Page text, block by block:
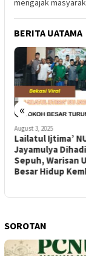
BERITA UATAMA
«
August 3, 2025
Lailatul Ijtima’
Jayamulya
Sepuh, Warisan
Besar Hidup
SOROTAN